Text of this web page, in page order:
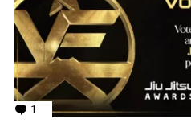
1 comentário